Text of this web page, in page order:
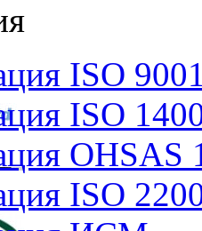
ISO
ISO
OHSAS
ISO